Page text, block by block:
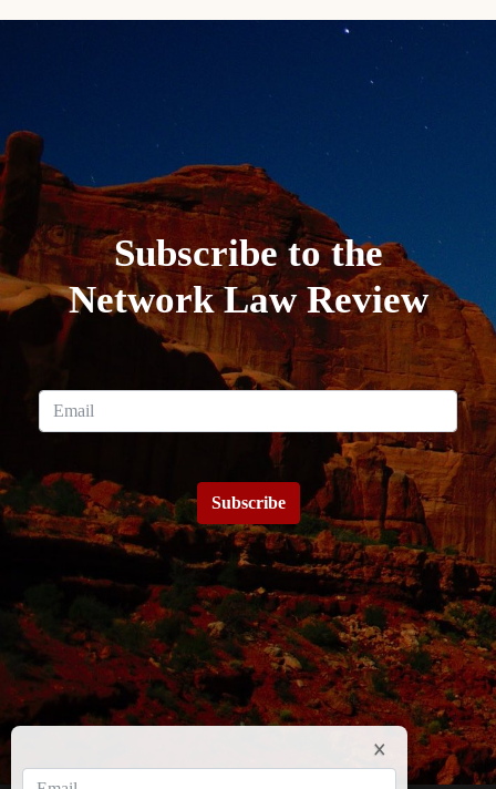
Subscribe to the
Network Law Review
Subscribe